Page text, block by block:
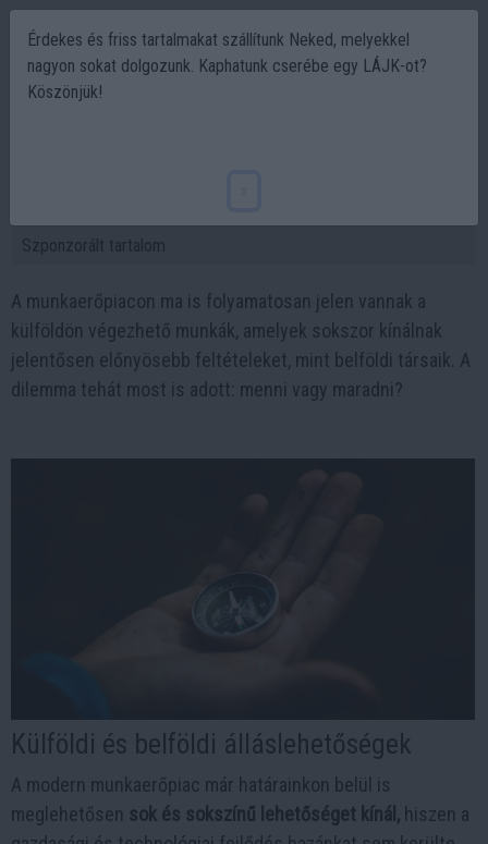
Szponzorált tartalom
A munkaerőpiacon ma is folyamatosan jelen vannak a
külföldön végezhető munkák, amelyek sokszor kínálnak
jelentősen előnyösebb feltételeket, mint belföldi társaik. A
dilemma tehát most is adott: menni vagy maradni?
Külföldi és belföldi álláslehetőségek
A modern munkaerőpiac már határainkon belül is
meglehetősen sok és sokszínű lehetőséget kínál, hiszen a
Érdekes és friss tartalmakat szállítunk Neked, melyekkel
nagyon sokat dolgozunk. Kaphatunk cserébe egy LÁJK-ot?
Köszönjük!